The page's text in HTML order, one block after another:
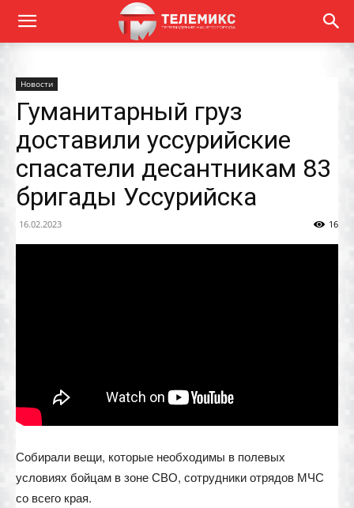
Новости
Гуманитарный груз
доставили уссурийские
спасатели десантникам 83
бригады Уссурийска
16.02.2023 16
Собирали вещи, которые необходимы в полевых
условиях бойцам в зоне СВО, сотрудники отрядов МЧС
со всего края.